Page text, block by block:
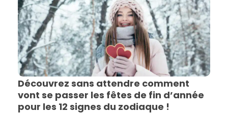
Découvrez sans attendre comment
vont se passer les fêtes de fin d’année
pour les 12 signes du zodiaque !